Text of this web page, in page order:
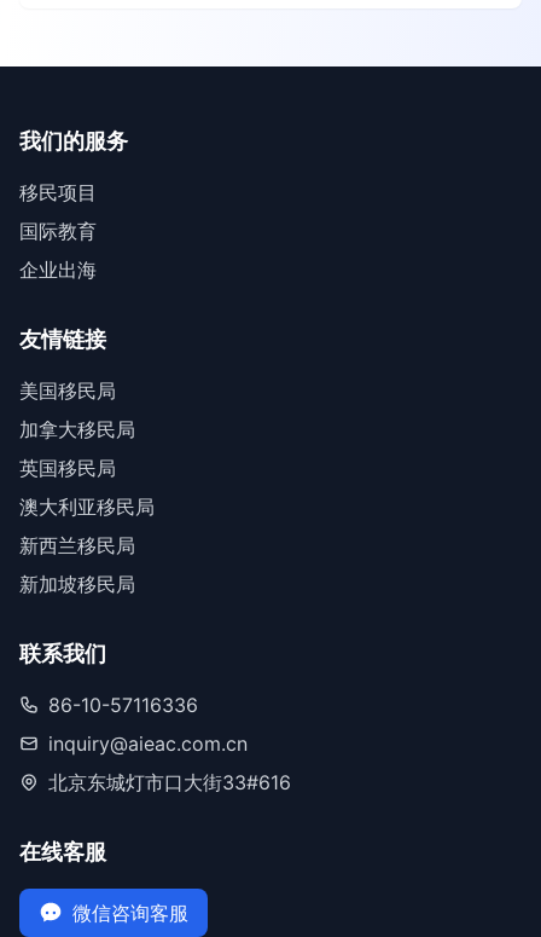
我们的服务
移民项目
国际教育
企业出海
友情链接
美国移民局
加拿大移民局
英国移民局
澳大利亚移民局
新西兰移民局
新加坡移民局
联系我们
86-10-57116336
inquiry@aieac.com.cn
北京东城灯市口大街33#616
在线客服
微信咨询客服